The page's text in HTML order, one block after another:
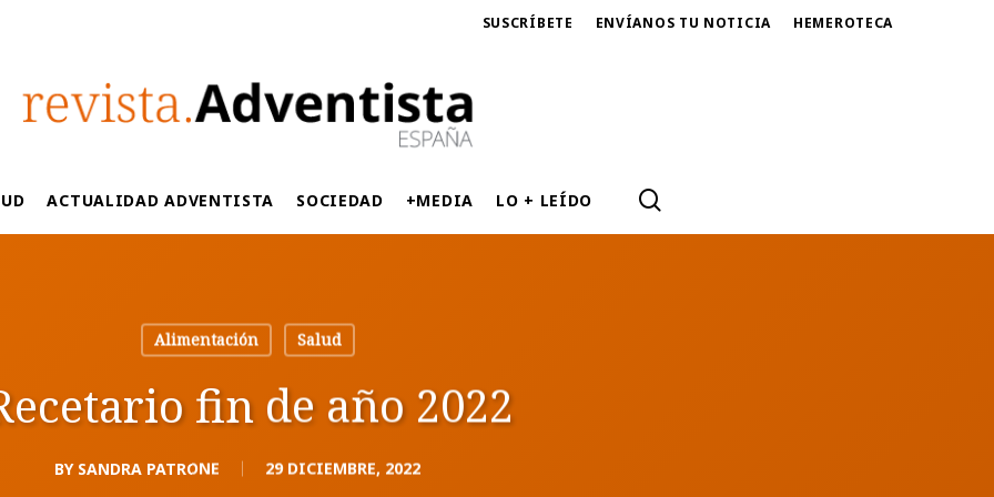
SUSCRÍBETE ENVÍANOS TU NOTICIA HEMEROTECA
ACTUALIDAD ADVENTISTA SOCIEDAD +MEDIA LO + LEÍDO
Alimentación Salud
fin de año 2022
BY SANDRA PATRONE 29 DICIEMBRE, 2022